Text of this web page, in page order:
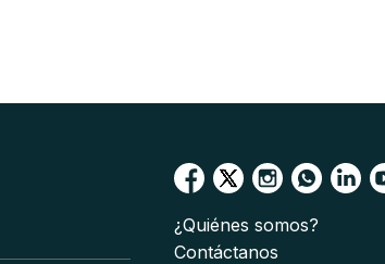
¿Quiénes somos?
Contáctanos